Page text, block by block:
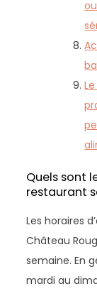
Quels sont
restaurant
Les horaires
Château
semaine. En
mardi au